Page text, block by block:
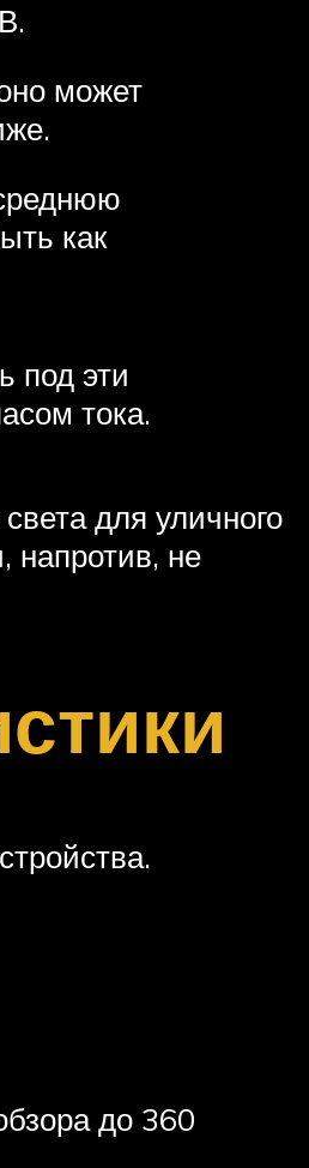
может
как
под эти
тока.
для уличного
напротив, не
до 360